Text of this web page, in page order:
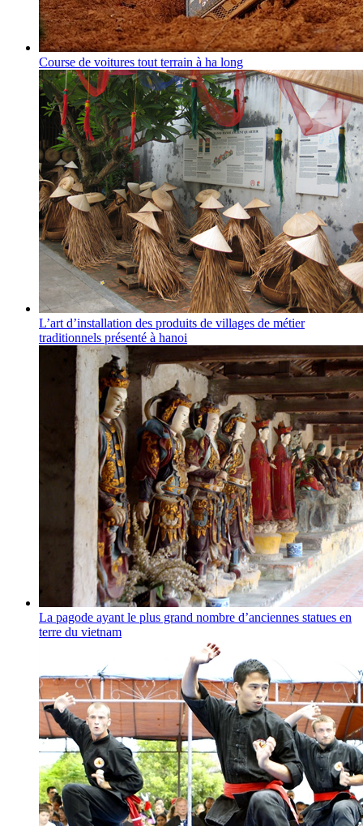
Course de voitures tout terrain à ha long
L’art d’installation des produits de villages de métier
traditionnels présenté à hanoi
La pagode ayant le plus grand nombre d’anciennes statues en
terre du vietnam